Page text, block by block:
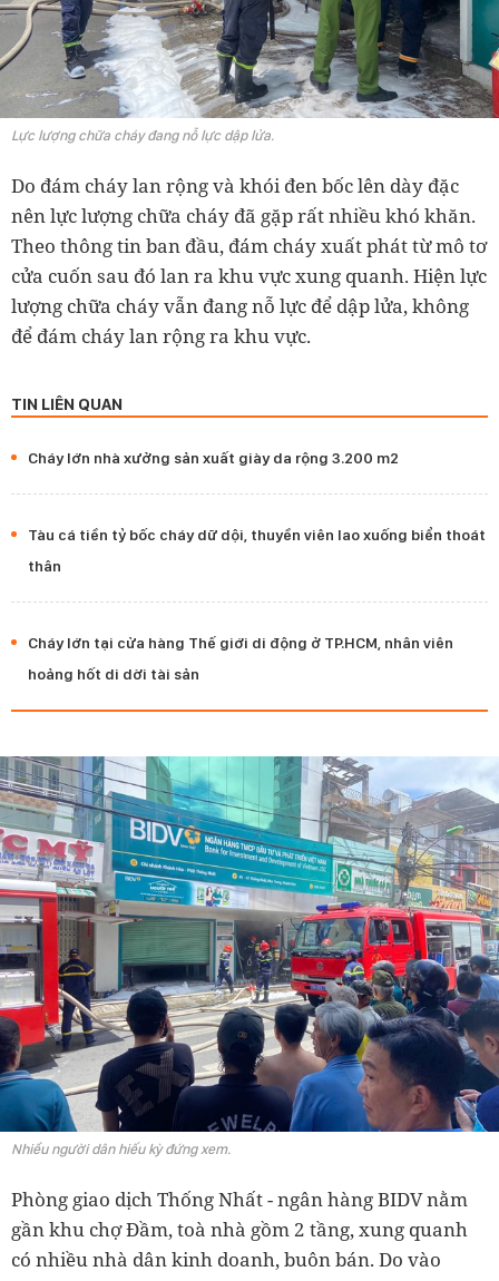
Lực lượng chữa cháy đang nỗ lực dập lửa.
Do đám cháy lan rộng và khói đen bốc lên dày đặc
nên lực lượng chữa cháy đã gặp rất nhiều khó khăn.
Theo thông tin ban đầu, đám cháy xuất phát từ mô tơ
cửa cuốn sau đó lan ra khu vực xung quanh. Hiện lực
lượng chữa cháy vẫn đang nỗ lực để dập lửa, không
để đám cháy lan rộng ra khu vực.
TIN LIÊN QUAN
Cháy lớn nhà xưởng sản xuất giày da rộng 3.200 m2
Tàu cá tiền tỷ bốc cháy dữ dội, thuyền viên lao xuống biển thoát
thân
Cháy lớn tại cửa hàng Thế giới di động ở TP.HCM, nhân viên
hoảng hốt di dời tài sản
Nhiều người dân hiếu kỳ đứng xem.
Phòng giao dịch Thống Nhất - ngân hàng BIDV nằm
gần khu chợ Đầm, toà nhà gồm 2 tầng, xung quanh
có nhiều nhà dân kinh doanh, buôn bán. Do vào